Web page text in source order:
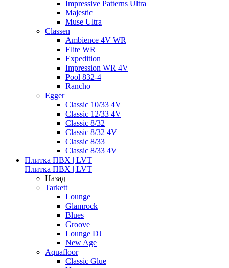
Impressive Patterns Ultra
Majestic
Muse Ultra
Classen
Ambience 4V WR
Elite WR
Expedition
Impression WR 4V
Pool 832-4
Rancho
Egger
Classic 10/33 4V
Classic 12/33 4V
Classic 8/32
Classic 8/32 4V
Classic 8/33
Classic 8/33 4V
Плитка ПВХ | LVT
Плитка ПВХ | LVT
Назад
Tarkett
Lounge
Glamrock
Blues
Groove
Lounge DJ
New Age
Aquafloor
Classic Glue